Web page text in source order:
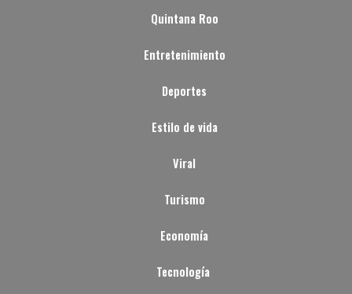
Quintana Roo
Entretenimiento
Deportes
Estilo de vida
Viral
Turismo
Economía
Tecnología